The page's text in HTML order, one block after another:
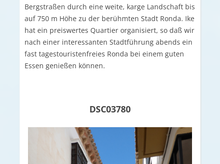
Bergstraßen durch eine weite, karge Landschaft bis
auf 750 m Höhe zu der berühmten Stadt Ronda. Ike
hat ein preiswertes Quartier organisiert, so daß wir
nach einer interessanten Stadtführung abends ein
fast tagestouristenfreies Ronda bei einem guten
Essen genießen können.
DSC03780